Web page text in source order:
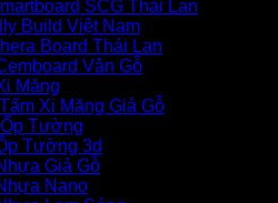
SCG Thái Lan
Build Việt Nam
Board Thái Lan
Vân Gỗ
Măng
Xi Măng Giả Gỗ
Tường
Tường 3d
Giả Gỗ
Nano